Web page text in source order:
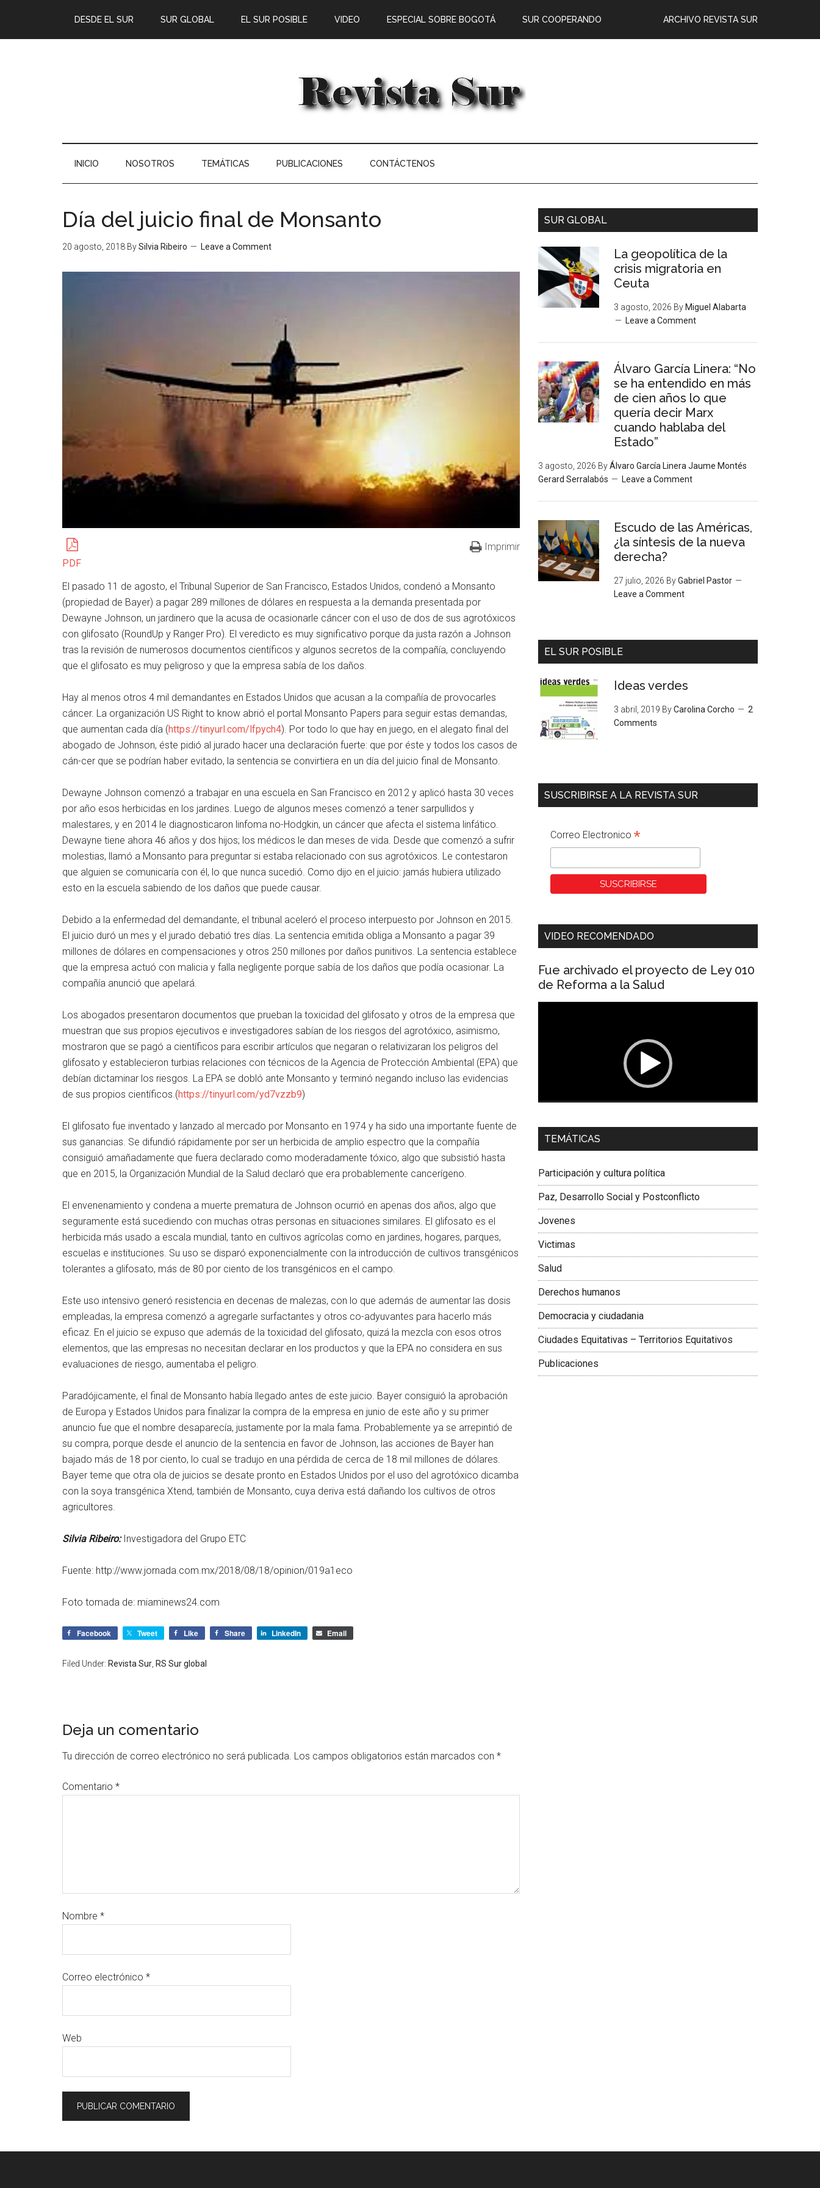
DESDE EL SUR SUR GLOBAL EL SUR POSIBLE ARCHIVO REVISTA SUR
VIDEO ESPECIAL SOBRE BOGOTÁ SUR COOPERANDO
INICIO NOSOTROS TEMÁTICAS PUBLICACIONES CONTÁCTENOS
Día del juicio final de Monsanto
20 agosto, 2018 BySilvia Ribeiro Leave a Comment
PDF
Imprimir
El pasado 11 de agosto, el Tribunal Superior de San Francisco, Estados Unidos, condenó a Monsanto
(propiedad de Bayer) a pagar 289 millones de dólares en respuesta a la demanda presentada por
Dewayne Johnson, un jardinero que la acusa de ocasionarle cáncer con el uso de dos de sus agrotóxicos
con glifosato (RoundUp y Ranger Pro). El veredicto es muy significativo porque da justa razón a Johnson
tras la revisión de numerosos documentos científicos y algunos secretos de la compañía, concluyendo
que el glifosato es muy peligroso y que la empresa sabía de los daños.
Hay al menos otros 4 mil demandantes en Estados Unidos que acusan a la compañía de provocarles
cáncer. La organización US Right to know abrió el portal Monsanto Papers para seguir estas demandas,
que aumentan cada día (https://tinyurl.com/lfpych4). Por todo lo que hay en juego, en el alegato final del
abogado de Johnson, éste pidió al jurado hacer una declaración fuerte: que por éste y todos los casos de
cán-cer que se podrían haber evitado, la sentencia se convirtiera en un día del juicio final de Monsanto.
Dewayne Johnson comenzó a trabajar en una escuela en San Francisco en 2012 y aplicó hasta 30 veces
por año esos herbicidas en los jardines. Luego de algunos meses comenzó a tener sarpullidos y
malestares, y en 2014 le diagnosticaron linfoma no-Hodgkin, un cáncer que afecta el sistema linfático.
Dewayne tiene ahora 46 años y dos hijos; los médicos le dan meses de vida. Desde que comenzó a sufrir
molestias, llamó a Monsanto para preguntar si estaba relacionado con sus agrotóxicos. Le contestaron
que alguien se comunicaría con él, lo que nunca sucedió. Como dijo en el juicio: jamás hubiera utilizado
esto en la escuela sabiendo de los daños que puede causar.
Debido a la enfermedad del demandante, el tribunal aceleró el proceso interpuesto por Johnson en 2015.
El juicio duró un mes y el jurado debatió tres días. La sentencia emitida obliga a Monsanto a pagar 39
millones de dólares en compensaciones y otros 250 millones por daños punitivos. La sentencia establece
que la empresa actuó con malicia y falla negligente porque sabía de los daños que podía ocasionar. La
compañía anunció que apelará.
Los abogados presentaron documentos que prueban la toxicidad del glifosato y otros de la empresa que
muestran que sus propios ejecutivos e investigadores sabían de los riesgos del agrotóxico, asimismo,
mostraron que se pagó a científicos para escribir artículos que negaran o relativizaran los peligros del
glifosato y establecieron turbias relaciones con técnicos de la Agencia de Protección Ambiental (EPA) que
debían dictaminar los riesgos. La EPA se dobló ante Monsanto y terminó negando incluso las evidencias
de sus propios científicos.(https://tinyurl.com/yd7vzzb9)
El glifosato fue inventado y lanzado al mercado por Monsanto en 1974 y ha sido una importante fuente de
sus ganancias. Se difundió rápidamente por ser un herbicida de amplio espectro que la compañía
consiguió amañadamente que fuera declarado como moderadamente tóxico, algo que subsistió hasta
que en 2015, la Organización Mundial de la Salud declaró que era probablemente cancerígeno.
El envenenamiento y condena a muerte prematura de Johnson ocurrió en apenas dos años, algo que
seguramente está sucediendo con muchas otras personas en situaciones similares. El glifosato es el
herbicida más usado a escala mundial, tanto en cultivos agrícolas como en jardines, hogares, parques,
escuelas e instituciones. Su uso se disparó exponencialmente con la introducción de cultivos transgénicos
tolerantes a glifosato, más de 80 por ciento de los transgénicos en el campo.
Este uso intensivo generó resistencia en decenas de malezas, con lo que además de aumentar las dosis
empleadas, la empresa comenzó a agregarle surfactantes y otros co-adyuvantes para hacerlo más
eficaz. En el juicio se expuso que además de la toxicidad del glifosato, quizá la mezcla con esos otros
elementos, que las empresas no necesitan declarar en los productos y que la EPA no considera en sus
evaluaciones de riesgo, aumentaba el peligro.
Paradójicamente, el final de Monsanto había llegado antes de este juicio. Bayer consiguió la aprobación
de Europa y Estados Unidos para finalizar la compra de la empresa en junio de este año y su primer
anuncio fue que el nombre desaparecía, justamente por la mala fama. Probablemente ya se arrepintió de
su compra, porque desde el anuncio de la sentencia en favor de Johnson, las acciones de Bayer han
bajado más de 18 por ciento, lo cual se tradujo en una pérdida de cerca de 18 mil millones de dólares.
Bayer teme que otra ola de juicios se desate pronto en Estados Unidos por el uso del agrotóxico dicamba
con la soya transgénica Xtend, también de Monsanto, cuya deriva está dañando los cultivos de otros
agricultores.
Silvia Ribeiro:Investigadora del Grupo ETC
Fuente: http://www.jornada.com.mx/2018/08/18/opinion/019a1eco
Foto tomada de: miaminews24.com
Facebook Tweet Like Share LinkedIn Email
Filed Under: Revista Sur RS Sur global
Deja un comentario
Tu dirección de correo electrónico no será publicada. Los campos obligatorios están marcados con *
Comentario *
Nombre *
Correo electrónico *
Web
SUR GLOBAL
La geopolítica de la
crisis migratoria en
Ceuta
3 agosto, 2026 By Miguel Alabarta
Leave a Comment
Álvaro García Linera: “No
se ha entendido en más
de cien años lo que
quería decir Marx
cuando hablaba del
Estado”
3 agosto, 2026 ByÁlvaro García Linera Jaume Montés
Gerard Serralabós
Leave a Comment
Escudo de las Américas,
¿la síntesis de la nueva
derecha?
27 julio, 2026 ByGabriel Pastor
Leave a Comment
EL SUR POSIBLE
Ideas verdes
3 abril, 2019 ByCarolina Corcho
2
Comments
SUSCRIBIRSE A LA REVISTA SUR
Correo Electronico *
VIDEO RECOMENDADO
Fue archivado el proyecto de Ley 010
de Reforma a la Salud
Dra. Carolina Corcho Mejía,
Latinoamericana Sur, Vicepresidenta Federación
TEMÁTICAS
Participación y cultura política
Paz, Desarrollo Social y Postconflicto
Jovenes
Victimas
Salud
Derechos humanos
Democracia y ciudadania
Ciudades Equitativas – Territorios Equitativos
Publicaciones